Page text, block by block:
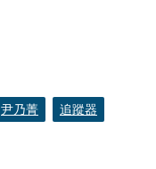
尹乃菁 追蹤器